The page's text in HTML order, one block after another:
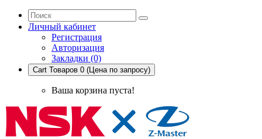
Личный кабинет
Регистрация
Авторизация
Закладки (0)
Cart Товаров 0 (Цена по запросу)
Ваша корзина пуста!